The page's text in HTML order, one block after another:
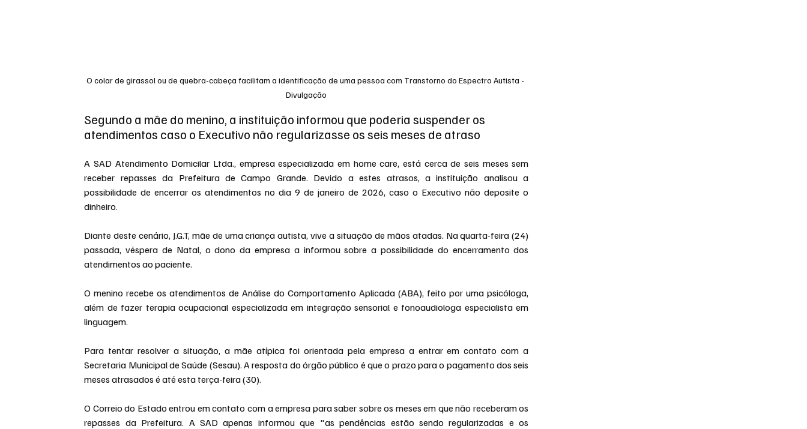
O colar de girassol ou de quebra-cabeça facilitam a identificação de uma pessoa com Transtorno do Espectro Autista -
Divulgação
Segundo a mãe do menino, a instituição informou que poderia suspender os
atendimentos caso o Executivo não regularizasse os seis meses de atraso
A SAD Atendimento Domicilar Ltda., empresa especializada em home care, está cerca de seis meses sem
receber repasses da Prefeitura de Campo Grande. Devido a estes atrasos, a instituição analisou a
possibilidade de encerrar os atendimentos no dia 9 de janeiro de 2026, caso o Executivo não deposite o
dinheiro.
Diante deste cenário, J.G.T, mãe de uma criança autista, vive a situação de mãos atadas. Na quarta-feira (24)
passada, véspera de Natal, o dono da empresa a informou sobre a possibilidade do encerramento dos
atendimentos ao paciente.
O menino recebe os atendimentos de Análise do Comportamento Aplicada (ABA), feito por uma psicóloga,
além de fazer terapia ocupacional especializada em integração sensorial e fonoaudiologa especialista em
linguagem.
Para tentar resolver a situação, a mãe atípica foi orientada pela empresa a entrar em contato com a
Secretaria Municipal de Saúde (Sesau). A resposta do órgão público é que o prazo para o pagamento dos seis
meses atrasados é até esta terça-feira (30).
O Correio do Estado entrou em contato com a empresa para saber sobre os meses em que não receberam os
repasses da Prefeitura. A SAD apenas informou que "as pendências estão sendo regularizadas e os